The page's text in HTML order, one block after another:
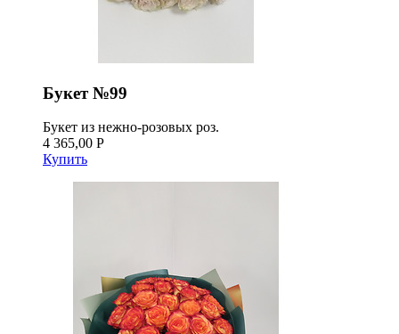
Букет №99
Букет из нежно-розовых роз.
4 365,00 Р
Купить